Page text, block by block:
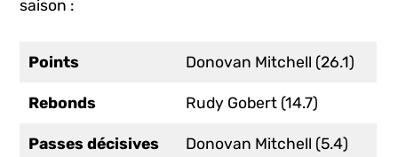
saison :
Points Donovan Mitchell (26.1)
Rebonds Rudy Gobert (14.7)
Passes décisives Donovan Mitchell (5.4)